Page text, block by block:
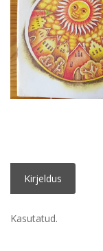
Kirjeldus
Kasutatud.